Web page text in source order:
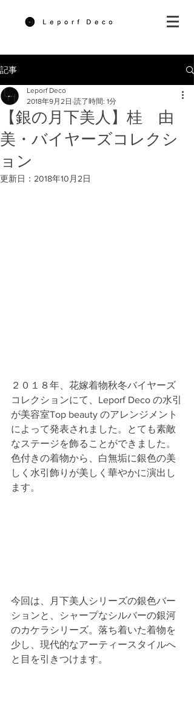
記事
【銀の月下美人】桂 由
美・バイヤーズコレクシ
ョン
Leporf Deco
2018年9月2日 読了時間: 1分
更新日： 2018年10月2日
２０１８年、花嫁着物秋冬バイヤーズ
コレクションにて、Leporf Deco の水引
が美容室Top beauty のアレンジメント
によって発表されました。とても素敵
なステージを飾ることができました。
色付きの着物から、白無垢に銀色の美
しく水引飾りが美しく華やかに演出し
ます。
今回は、月下美人シリーズの銀色バー
ションと、シャープなシルバーの銀河
のカケラシリーズ。落ち着いた着物を
少し、現代的なアーティースタイルへ
と目を引きつけます。